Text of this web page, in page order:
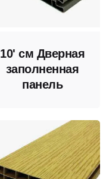
10' см Дверная
заполненная
панель